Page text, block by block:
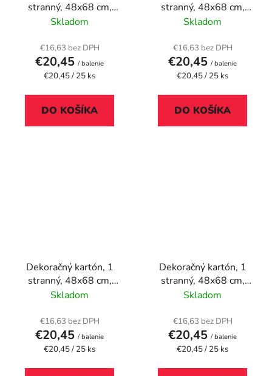
stranný, 48x68 cm,
bordová
Skladom
€16,63 bez DPH
€20,45 / balenie
Jednotková
€20,45 / 25 ks
DO KOŠÍKA
stranný, 48x68 cm,
červená
Skladom
€16,63 bez DPH
€20,45 / balenie
Jednotková
€20,45 / 25 ks
DO KOŠÍKA
Dekoračný kartón, 1
stranný, 48x68 cm,
čierna
Skladom
€16,63 bez DPH
€20,45 / balenie
Jednotková
€20,45 / 25 ks
Dekoračný kartón, 1
stranný, 48x68 cm,
hnedá
Skladom
€16,63 bez DPH
€20,45 / balenie
Jednotková
€20,45 / 25 ks